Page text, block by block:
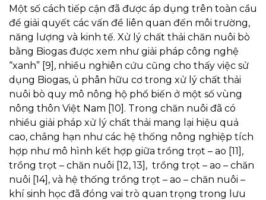
Một số cách tiếp cận đã được áp dụng trên toàn cầu
để giải quyết các vấn đề liên quan đến môi trường,
năng lượng và kinh tế. Xử lý chất thải chăn nuôi bò
bằng Biogas được xem như giải pháp công nghệ
“xanh” [9], nhiều nghiên cứu cũng cho thấy việc sử
dụng Biogas, ủ phân hữu cơ trong xử lý chất thải
nuôi bò quy mô nông hộ phổ biến ở một số vùng
nông thôn Việt Nam [10]. Trong chăn nuôi đã có
nhiều giải pháp xử lý chất thải mang lại hiệu quả
cao, chẳng hạn như các hệ thống nông nghiệp tích
hợp như mô hình kết hợp giữa trồng trọt – ao [11],
trồng trọt – chăn nuôi [12, 13], trồng trọt – ao – chăn
nuôi [14], và hệ thống trồng trọt – ao – chăn nuôi –
khí sinh học đã đóng vai trò quan trọng trong lưu